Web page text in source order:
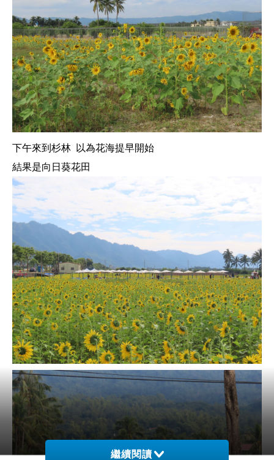
下午來到杉林 以為花海提早開始
結果是向日葵花田
繼續閱讀